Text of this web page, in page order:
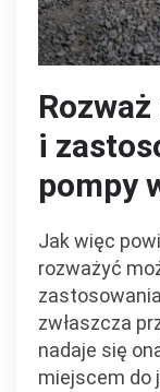
i
pompy
Jak więc
rozważyć
zwłaszcza
nadaje się
miejscem do